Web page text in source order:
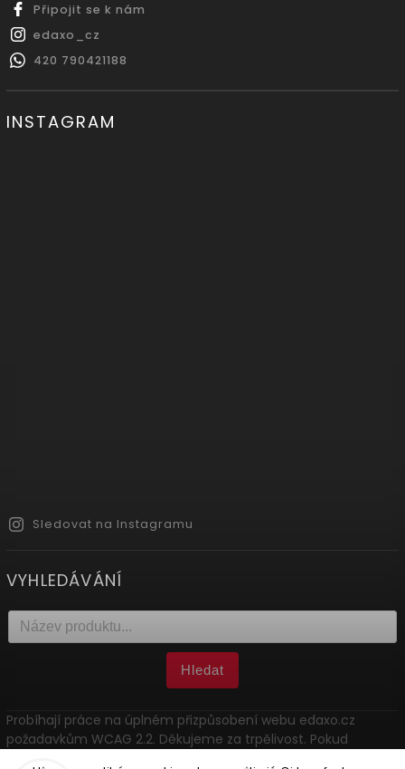
Připojit se k nám
edaxo_cz
420 790421188
INSTAGRAM
Sledovat na Instagramu
VYHLEDÁVÁNÍ
Hledat
Probíhají práce na úplném přizpůsobení webu edaxo.cz
požadavkům WCAG 2.2. Děkujeme za trpělivost. Pokud